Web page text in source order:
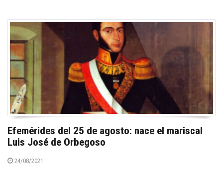
Efemérides del 25 de agosto: nace el mariscal
Luis José de Orbegoso
24/08/2021